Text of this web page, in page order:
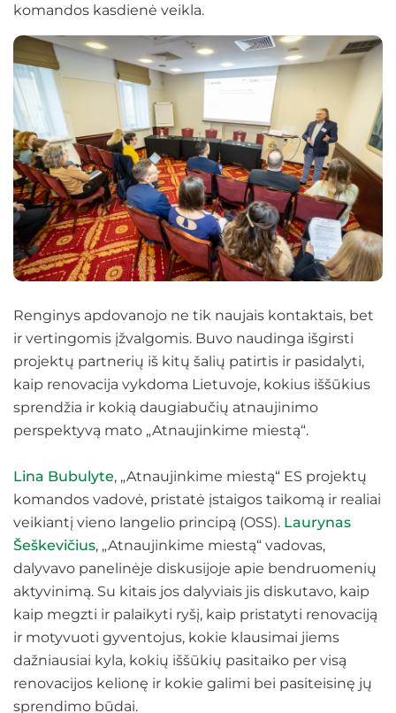
komandos kasdienė veikla.
Renginys apdovanojo ne tik naujais kontaktais, bet
ir vertingomis įžvalgomis. Buvo naudinga išgirsti
projektų partnerių iš kitų šalių patirtis ir pasidalyti,
kaip renovacija vykdoma Lietuvoje, kokius iššūkius
sprendžia ir kokią daugiabučių atnaujinimo
perspektyvą mato „Atnaujinkime miestą“.
Lina Bubulyte, „Atnaujinkime miestą“ ES projektų
komandos vadovė, pristatė įstaigos taikomą ir realiai
veikiantį vieno langelio principą (OSS). Laurynas
Šeškevičius, „Atnaujinkime miestą“ vadovas,
dalyvavo panelinėje diskusijoje apie bendruomenių
aktyvinimą. Su kitais jos dalyviais jis diskutavo, kaip
kaip megzti ir palaikyti ryšį, kaip pristatyti renovaciją
ir motyvuoti gyventojus, kokie klausimai jiems
dažniausiai kyla, kokių iššūkių pasitaiko per visą
renovacijos kelionę ir kokie galimi bei pasiteisinę jų
sprendimo būdai.